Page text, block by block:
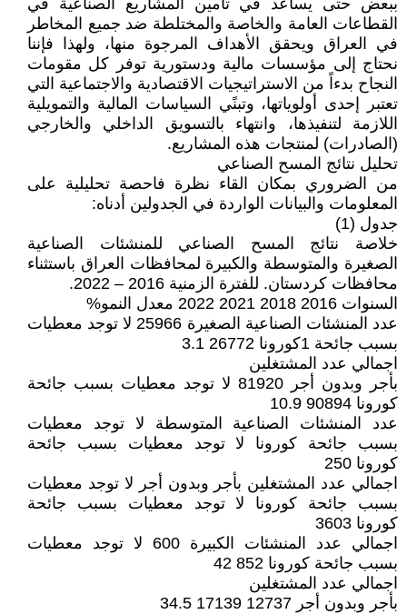
ببعض حتى يساعد في تأمين المشاريع الصناعية في
القطاعات العامة والخاصة والمختلطة ضد جميع المخاطر
في العراق ويحقق الأهداف المرجوة منها، ولهذا فإننا
نحتاج إلى مؤسسات مالية ودستورية توفر كل مقومات
النجاح بدءاً من الاستراتيجيات الاقتصادية والاجتماعية التي
تعتبر إحدى أولوياتها، وتبنًي السياسات المالية والتمويلية
اللازمة لتنفيذها، وانتهاء بالتسويق الداخلي والخارجي
(الصادرات) لمنتجات هذه المشاريع.
تحليل نتائج المسح الصناعي
من الضروري بمكان القاء نظرة فاحصة تحليلية على
المعلومات والبيانات الواردة في الجدولين أدناه:
جدول (1)
خلاصة نتائج المسح الصناعي للمنشئات الصناعية
الصغيرة والمتوسطة والكبيرة لمحافظات العراق باستثناء
محافظات كردستان. للفترة الزمنية 2016 – 2022.
السنوات 2016 2018 2021 2022 معدل النمو%
عدد المنشئات الصناعية الصغيرة 25966 لا توجد معطيات
بسبب جائحة 1كورونا 26772 3.1
اجمالي عدد المشتغلين
بأجر وبدون أجر 81920 لا توجد معطيات بسبب جائحة
كورونا 90894 10.9
عدد المنشئات الصناعية المتوسطة لا توجد معطيات
بسبب جائحة كورونا لا توجد معطيات بسبب جائحة
كورونا 250
اجمالي عدد المشتغلين بأجر وبدون أجر لا توجد معطيات
بسبب جائحة كورونا لا توجد معطيات بسبب جائحة
كورونا 3603
اجمالي عدد المنشئات الكبيرة 600 لا توجد معطيات
بسبب جائحة كورونا 852 42
اجمالي عدد المشتغلين
بأجر وبدون أجر 12737 17139 34.5